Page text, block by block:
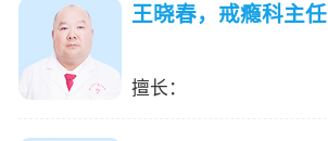
王晓春，戒瘾科主任
擅长：